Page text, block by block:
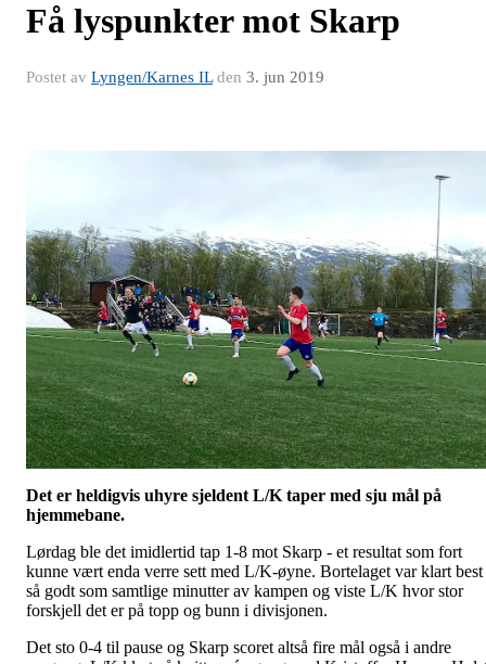
Få lyspunkter mot Skarp
Postet av Lyngen/Karnes ILden 3. jun 2019
Det er heldigvis uhyre sjeldent L/K taper med sju mål på
hjemmebane.
Lørdag ble det imidlertid tap 1-8 mot Skarp - et resultat som fort
kunne vært enda verre sett med L/K-øyne. Bortelaget var klart
så godt som samtlige minutter av kampen og viste L/K hvor stor
forskjell det er på topp og bunn i divisjonen.
Det sto 0-4 til pause og Skarp scoret altså fire mål også i andre